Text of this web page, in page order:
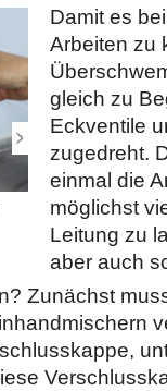
© diybook | Machen wir
tauschen. Am unteren
kleine Kappe, die
Damit es
Arbeiten zu
gleich zu
Eckventile
zugedreht.
einmal die
möglichst
Leitung zu
aber auch
Zunächst